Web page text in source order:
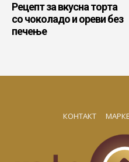
Рецепт за вкусна торта
со чоколадо и ореви без
печење
КОНТАКТ